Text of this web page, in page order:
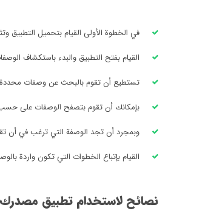
في الخطوة الأولى القيام بتحميل التطبيق
القيام بفتح التطبيق والبدء باستكشاف
تستطيع أن تقوم بالبحث عن وصفات
بإمكانك أن تقوم بتصفح الوصفات على حسب
وبمجرد أن تجد الوصفة التي ترغب في أن
القيام بإتباع الخطوات التي تكون واردة
نصائح لاستخدام تطبيق مصدرك